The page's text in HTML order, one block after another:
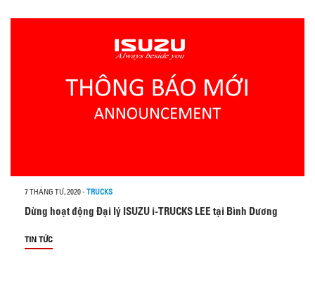
7 THÁNG TƯ, 2020- TRUCKS
Dừng hoạt động Đại lý ISUZU i-TRUCKS LEE tại Bình Dương
TIN TỨC